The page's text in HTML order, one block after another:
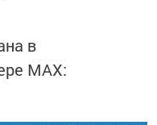
в
MАХ: